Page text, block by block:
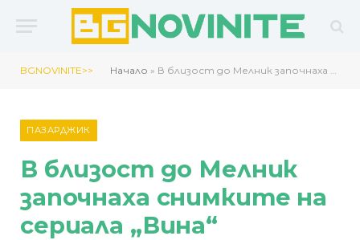
BGNOVINITE>> Начало » В близост до Мелник започнаха снимките на сериала “Вина“
ПАЗАРДЖИК
В близост до Мелник
започнаха снимките на
сериала „Вина“